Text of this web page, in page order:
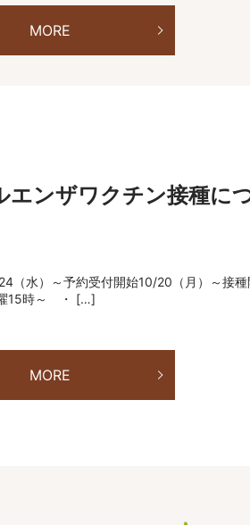
MORE
ンザワクチン接種に
（水）～予約受付開始10/20（月）～接
15時～ ・ […]
MORE